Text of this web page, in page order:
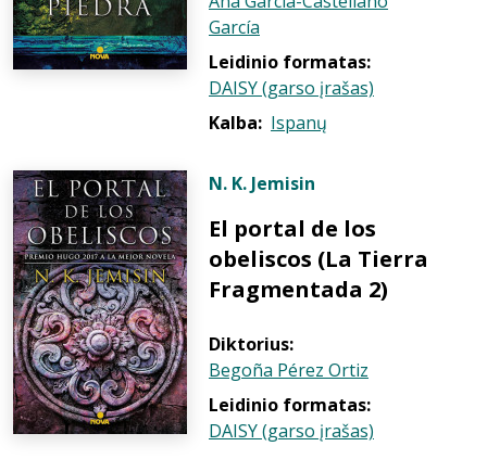
García
Leidinio formatas:
DAISY (garso įrašas)
Kalba: Ispanų
N. K. Jemisin
El portal de los
obeliscos (La Tierra
Fragmentada 2)
Diktorius:
Begoña Pérez Ortiz
Leidinio formatas:
DAISY (garso įrašas)